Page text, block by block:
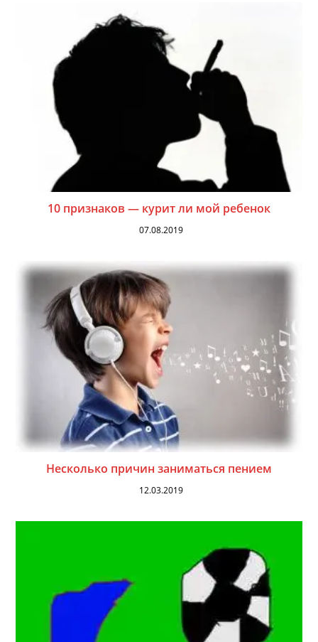
10 признаков — курит ли мой ребенок
07.08.2019
Несколько причин заниматься пением
12.03.2019